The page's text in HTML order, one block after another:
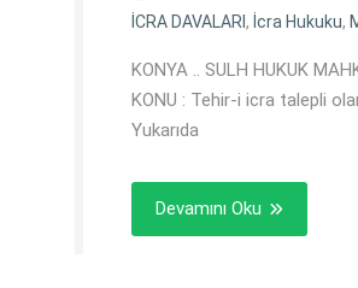
İCRA DAVALARI , İcra Hukuku,
KONYA .. SULH HUKUK
KONU : Tehir-i icra talepli
Yukarıda
Devamını Oku